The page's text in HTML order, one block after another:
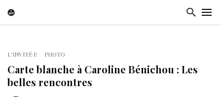
L'INVITÉ·E PHOTO
Carte blanche à Caroline Bénichou : Les
belles rencontres